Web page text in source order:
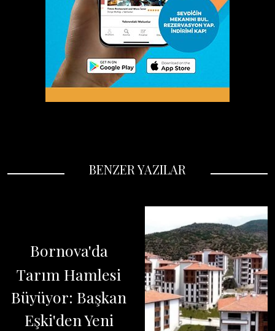
BENZER YAZILAR
Bornova'da
Tarım Hamlesi
Büyüyor: Başkan
Eşki'den Yeni